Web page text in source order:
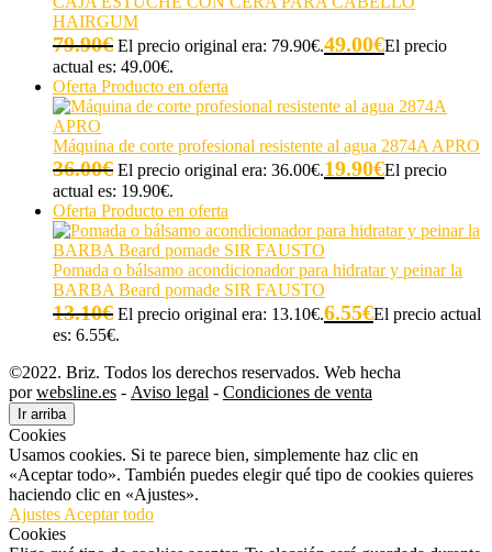
HAIRGUM
79.90€ El precio original era: 79.90€.49.00€El precio
actual es: 49.00€.
Oferta Producto en oferta
Máquina de corte profesional resistente al agua 2874A APRO
36.00€ El precio original era: 36.00€.19.90€El precio
actual es: 19.90€.
Oferta Producto en oferta
Pomada o bálsamo acondicionador para hidratar y peinar la
BARBA Beard pomade SIR FAUSTO
13.10€ El precio original era: 13.10€.6.55€El precio actual
es: 6.55€.
©2022. Briz. Todos los derechos reservados. Web hecha
porwebsline.es - Aviso legal - Condiciones de venta
Ir arriba
Cookies
Usamos cookies. Si te parece bien, simplemente haz clic en
«Aceptar todo». También puedes elegir qué tipo de cookies quieres
haciendo clic en «Ajustes».
Ajustes Aceptar todo
Cookies